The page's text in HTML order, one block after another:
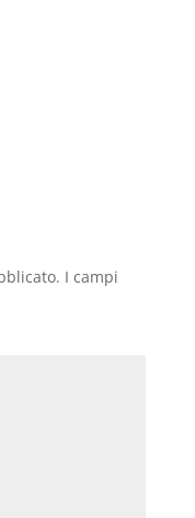
I campi